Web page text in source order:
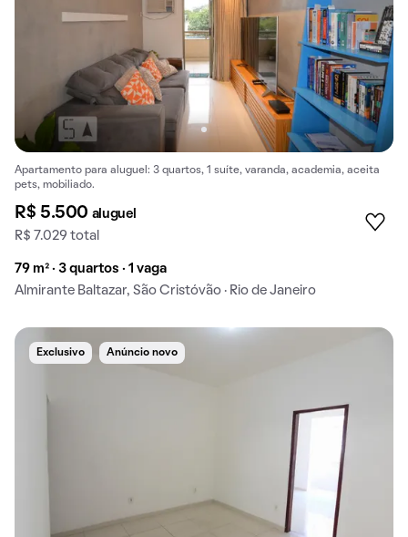
Apartamento para aluguel: 3 quartos, 1 suíte, varanda, academia, aceita
pets, mobiliado.
R$ 5.500 aluguel
R$ 7.029 total
79 m² · 3 quartos · 1 vaga
Almirante Baltazar, São Cristóvão · Rio de Janeiro
Exclusivo Anúncio novo